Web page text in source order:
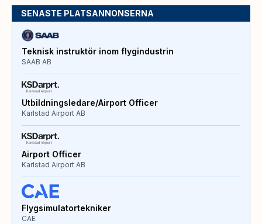
SENASTE PLATSANNONSERNA
Teknisk instruktör inom flygindustrin
SAAB AB
Utbildningsledare/Airport Officer
Karlstad Airport AB
Airport Officer
Karlstad Airport AB
Flygsimulatortekniker
CAE